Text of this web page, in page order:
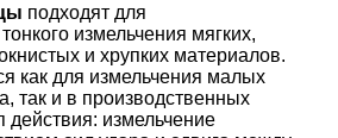
подходят для
измельчения мягких,
и хрупких материалов.
как для измельчения малых
так и в производственных
измельчение